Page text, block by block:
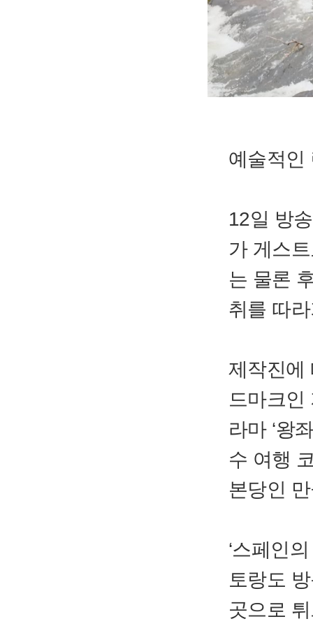
예술적인
12일 방
가 게스
는 물론
취를 따
제작진에
드마크인
라마 ‘왕
수 여행
본당인
‘스페인
토랑도
곳으로